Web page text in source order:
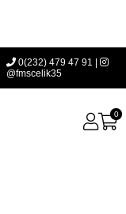
0(232) 479 47 91 |
@fmscelik35
0